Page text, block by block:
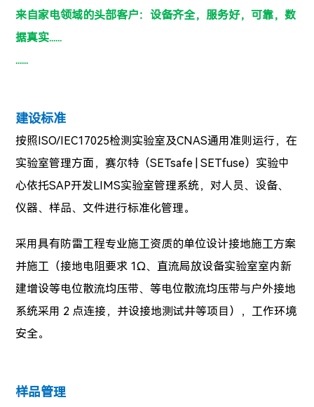
来自家电领域的头部客户：设备齐全，服务好，可靠，数
据真实......
......
建设标准
按照ISO/IEC17025检测实验室及CNAS通用准则运行，在
实验室管理方面，赛尔特 （SETsafe | SETfuse）实验中
心依托SAP开发LIMS实验室管理系统，对人员、设备、
仪器、样品、文件进行标准化管理。
采用具有防雷工程专业施工资质的单位设计接地施工方案
并施工（接地电阻要求 1Ω、直流局放设备实验室室内新
建增设等电位散流均压带、等电位散流均压带与户外接地
系统采用 2 点连接，并设接地测试井等项目）， 工作环境
安全。
样品管理